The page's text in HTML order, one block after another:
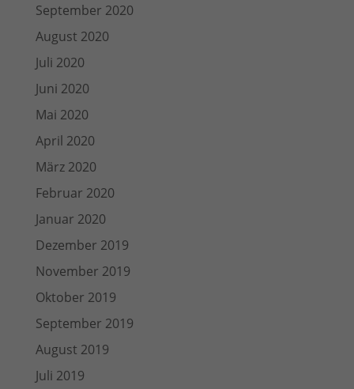
September 2020
August 2020
Juli 2020
Juni 2020
Mai 2020
April 2020
März 2020
Februar 2020
Januar 2020
Dezember 2019
November 2019
Oktober 2019
September 2019
August 2019
Juli 2019